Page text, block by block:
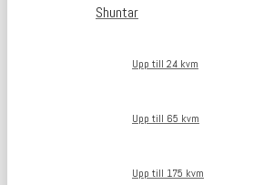
Shuntar
Upp till 24 kvm
Upp till 65 kvm
Upp till 175 kvm